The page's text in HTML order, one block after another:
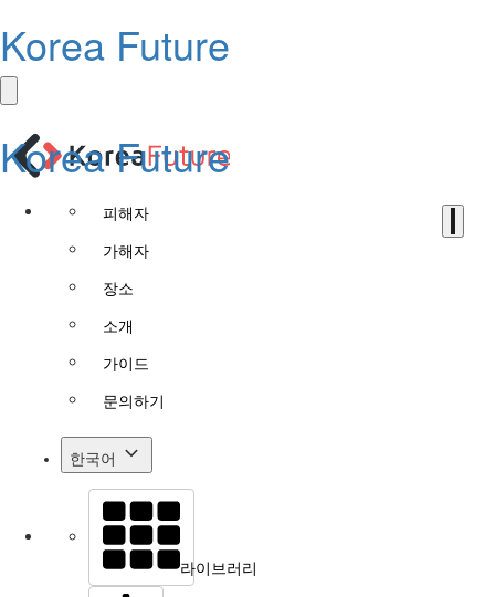
Korea Future
Korea Future
피해자
가해자
장소
소개
가이드
문의하기
한국어
라이브러리